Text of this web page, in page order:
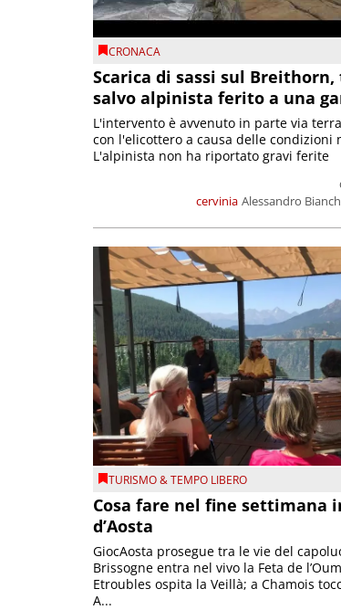
CRONACA
Scarica di sassi sul
salvo alpinista ferito a una
cervinia Alessandro
L'intervento è avvenuto in parte via
con l'elicottero a causa delle condizioni
L'alpinista non ha riportato gravi ferite
TURISMO & TEMPO LIBERO
Cosa fare nel fine settimana
d’Aosta
GiocAosta prosegue tra le vie del
Brissogne entra nel vivo la Feta de
Etroubles ospita la Veillà; a Chamois
A...